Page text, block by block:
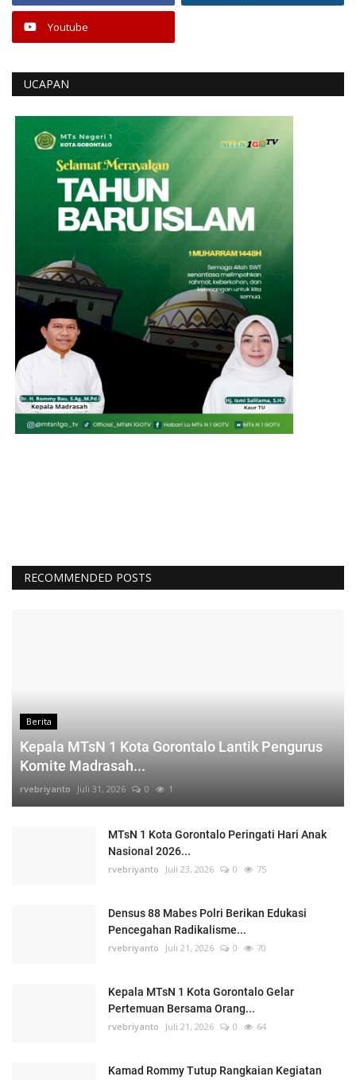
Youtube
UCAPAN
RECOMMENDED POSTS
Berita
Kepala MTsN 1 Kota Gorontalo Lantik Pengurus
Komite Madrasah...
rvebriyanto Juli 31, 2026 0 1
MTsN 1 Kota Gorontalo Peringati Hari Anak
Nasional 2026...
rvebriyanto Juli 23, 2026 0 75
Densus 88 Mabes Polri Berikan Edukasi
Pencegahan Radikalisme...
rvebriyanto Juli 21, 2026 0 70
Kepala MTsN 1 Kota Gorontalo Gelar
Pertemuan Bersama Orang...
rvebriyanto Juli 21, 2026 0 64
Kamad Rommy Tutup Rangkaian Kegiatan